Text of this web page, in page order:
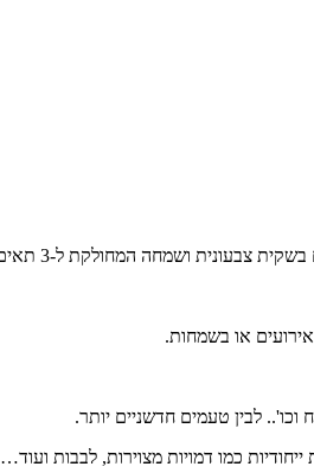
או בשמחות.
לבין טעמים חדשניים יותר.
כמו דמויות מצוירות, לבבות ועוד…